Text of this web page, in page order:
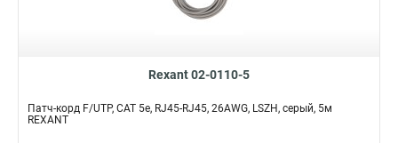
Rexant 02-0110-5
Патч-корд F/UTP, CAT 5e, RJ45-RJ45, 26AWG, LSZH, серый, 5м
REXANT